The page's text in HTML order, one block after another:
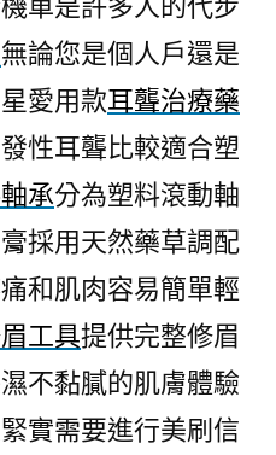
無論您是個人戶還是
愛用款耳聾治療藥
性耳聾比較適合塑
承分為塑料滾動軸
採用天然藥草調配
和肌肉容易簡單輕
工具提供完整修眉
不黏膩的肌膚體驗
實需要進行美刷信